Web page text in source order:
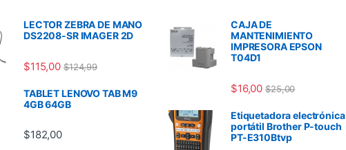
LECTOR ZEBRA DE MANO
DS2208-SR IMAGER 2D
$115,00 $124,99
TABLET LENOVO TAB M9
4GB 64GB
$182,00
CAJA DE
MANTENIMIENTO
IMPRESORA EPSON
T04D1
$16,00 $25,00
Etiquetadora electrónica
portátil Brother P-touch
PT-E310Btvp